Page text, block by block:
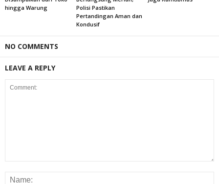
hingga Warung
Polisi Pastikan
Pertandingan Aman dan
Kondusif
NO COMMENTS
LEAVE A REPLY